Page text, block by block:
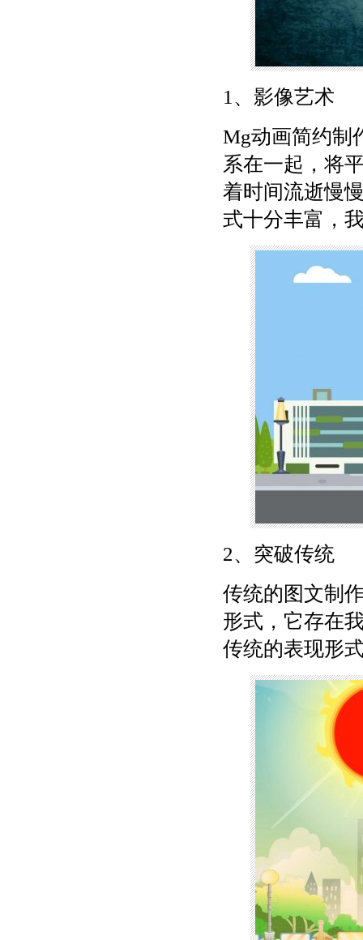
1、影像艺术
Mg动画简约制
系在一起，将
着时间流逝慢
式十分丰富，
2、突破传统
传统的图文制
形式，它存在
传统的表现形